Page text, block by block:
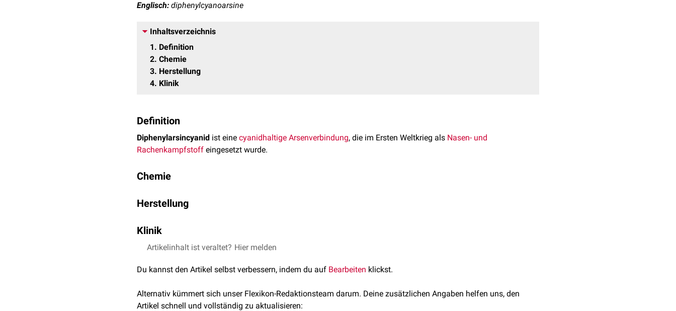
Englisch: diphenylcyanoarsine
Inhaltsverzeichnis
1
Definition
2 Chemie
3 Herstellung
4 Klinik
Definition
Diphenylarsincyanid ist eine cyanidhaltige Arsenverbindung, die im Ersten Weltkrieg als Nasen- und
Rachenkampfstoff eingesetzt wurde.
Chemie
Nummerlautet 23525-22-6. Es ist schwer
Herstellung
Klinik
BeiExpositionverursacht Diphenylarsincyanid starke
Artikelinhalt ist veraltet? Hier melden
Du kannst den Artikel selbst verbessern, indem du auf Bearbeiten klickst.
Alternativ kümmert sich unser Flexikon-Redaktionsteam darum. Deine zusätzlichen Angaben helfen uns, den
Artikel schnell und vollständig zu aktualisieren: